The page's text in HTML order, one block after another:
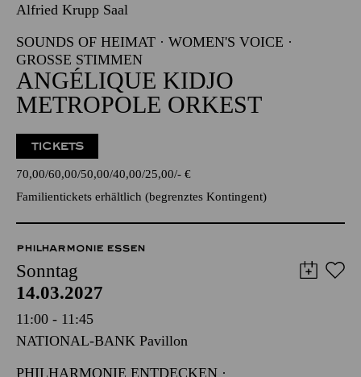
13.03.2027
19:00 - 21:00
Alfried Krupp Saal
SOUNDS OF HEIMAT · WOMEN'S VOICE ·
GROSSE STIMMEN
ANGÉLIQUE KIDJO
METROPOLE ORKEST
TICKETS
70,00 60,00 50,00 40,00 25,00 -€
Familienticketserhältlich (begrenztes Kontingent)
PHILHARMONIE ESSEN
Sonntag
14.03.2027
11:00 - 11:45